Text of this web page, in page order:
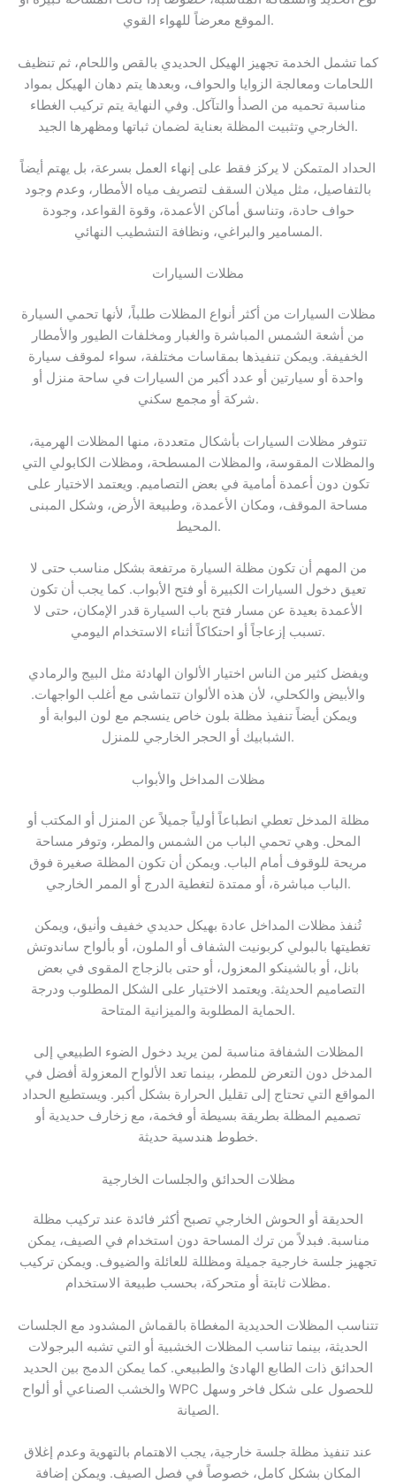
الموقع معرضاً للهواء القوي.
كما تشمل الخدمة تجهيز الهيكل الحديدي بالقص واللحام، ثم تنظيف
اللحامات ومعالجة الزوايا والحواف، وبعدها يتم دهان الهيكل بمواد
مناسبة تحميه من الصدأ والتآكل. وفي النهاية يتم تركيب الغطاء
الخارجي وتثبيت المظلة بعناية لضمان ثباتها ومظهرها الجيد.
الحداد المتمكن لا يركز فقط على إنهاء العمل بسرعة، بل يهتم أيضاً
بالتفاصيل، مثل ميلان السقف لتصريف مياه الأمطار، وعدم وجود
حواف حادة، وتناسق أماكن الأعمدة، وقوة القواعد، وجودة
المسامير والبراغي، ونظافة التشطيب النهائي.
مظلات السيارات
مظلات السيارات من أكثر أنواع المظلات طلباً، لأنها تحمي السيارة
من أشعة الشمس المباشرة والغبار ومخلفات الطيور والأمطار
الخفيفة. ويمكن تنفيذها بمقاسات مختلفة، سواء لموقف سيارة
واحدة أو سيارتين أو عدد أكبر من السيارات في ساحة منزل أو
شركة أو مجمع سكني.
تتوفر مظلات السيارات بأشكال متعددة، منها المظلات الهرمية،
والمظلات المقوسة، والمظلات المسطحة، ومظلات الكابولي التي
تكون دون أعمدة أمامية في بعض التصاميم. ويعتمد الاختيار على
مساحة الموقف، ومكان الأعمدة، وطبيعة الأرض، وشكل المبنى
المحيط.
من المهم أن تكون مظلة السيارة مرتفعة بشكل مناسب حتى لا
تعيق دخول السيارات الكبيرة أو فتح الأبواب. كما يجب أن تكون
الأعمدة بعيدة عن مسار فتح باب السيارة قدر الإمكان، حتى لا
تسبب إزعاجاً أو احتكاكاً أثناء الاستخدام اليومي.
ويفضل كثير من الناس اختيار الألوان الهادئة مثل البيج والرمادي
والأبيض والكحلي، لأن هذه الألوان تتماشى مع أغلب الواجهات.
ويمكن أيضاً تنفيذ مظلة بلون خاص ينسجم مع لون البوابة أو
الشبابيك أو الحجر الخارجي للمنزل.
مظلات المداخل والأبواب
مظلة المدخل تعطي انطباعاً أولياً جميلاً عن المنزل أو المكتب أو
المحل. وهي تحمي الباب من الشمس والمطر، وتوفر مساحة
مريحة للوقوف أمام الباب. ويمكن أن تكون المظلة صغيرة فوق
الباب مباشرة، أو ممتدة لتغطية الدرج أو الممر الخارجي.
تُنفذ مظلات المداخل عادة بهيكل حديدي خفيف وأنيق، ويمكن
تغطيتها بالبولي كربونيت الشفاف أو الملون، أو بألواح ساندوتش
بانل، أو بالشينكو المعزول، أو حتى بالزجاج المقوى في بعض
التصاميم الحديثة. ويعتمد الاختيار على الشكل المطلوب ودرجة
الحماية المطلوبة والميزانية المتاحة.
المظلات الشفافة مناسبة لمن يريد دخول الضوء الطبيعي إلى
المدخل دون التعرض للمطر، بينما تعد الألواح المعزولة أفضل في
المواقع التي تحتاج إلى تقليل الحرارة بشكل أكبر. ويستطيع الحداد
تصميم المظلة بطريقة بسيطة أو فخمة، مع زخارف حديدية أو
خطوط هندسية حديثة.
مظلات الحدائق والجلسات الخارجية
الحديقة أو الحوش الخارجي تصبح أكثر فائدة عند تركيب مظلة
مناسبة. فبدلاً من ترك المساحة دون استخدام في الصيف، يمكن
تجهيز جلسة خارجية جميلة ومظللة للعائلة والضيوف. ويمكن تركيب
مظلات ثابتة أو متحركة، بحسب طبيعة الاستخدام.
تتناسب المظلات الحديدية المغطاة بالقماش المشدود مع الجلسات
الحديثة، بينما تناسب المظلات الخشبية أو التي تشبه البرجولات
الحدائق ذات الطابع الهادئ والطبيعي. كما يمكن الدمج بين الحديد
والخشب الصناعي أو ألواح WPC للحصول على شكل فاخر وسهل
الصيانة.
عند تنفيذ مظلة جلسة خارجية، يجب الاهتمام بالتهوية وعدم إغلاق
المكان بشكل كامل، خصوصاً في فصل الصيف. ويمكن إضافة